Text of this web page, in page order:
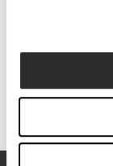
• Accessorio
• Cura del
non candeggiare